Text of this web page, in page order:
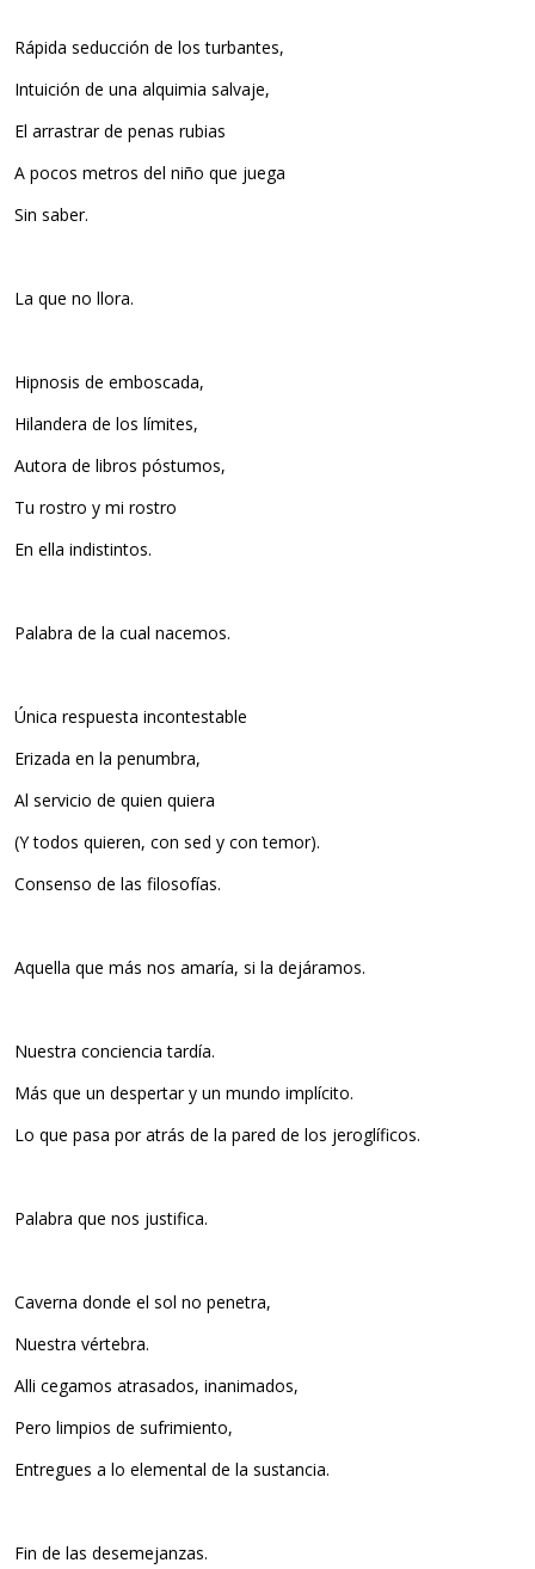
Rápida seducción de los turbantes,
Intuición de una alquimia salvaje,
El arrastrar de penas rubias
A pocos metros del niño que juega
Sin saber.
La que no llora.
Hipnosis de emboscada,
Hilandera de los límites,
Autora de libros póstumos,
Tu rostro y mi rostro
En ella indistintos.
Palabra de la cual nacemos.
Única respuesta incontestable
Erizada en la penumbra,
Al servicio de quien quiera
(Y todos quieren, con sed y con temor).
Consenso de las filosofías.
Aquella que más nos amaría, si la dejáramos.
Nuestra conciencia tardía.
Más que un despertar y un mundo implícito.
Lo que pasa por atrás de la pared de los jeroglíficos.
Palabra que nos justifica.
Caverna donde el sol no penetra,
Nuestra vértebra.
Alli cegamos atrasados, inanimados,
Pero limpios de sufrimiento,
Entregues a lo elemental de la sustancia.
Fin de las desemejanzas.